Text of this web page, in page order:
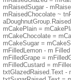
mRaisedSugar -
mRaisedChocolate ~
mCakePlain =
rnCakeChocolate =
mCakeSugar =
rnFilledLemon - m
mFilledGrape =
mFilledCustard =
txtGlazedRaised.Text -